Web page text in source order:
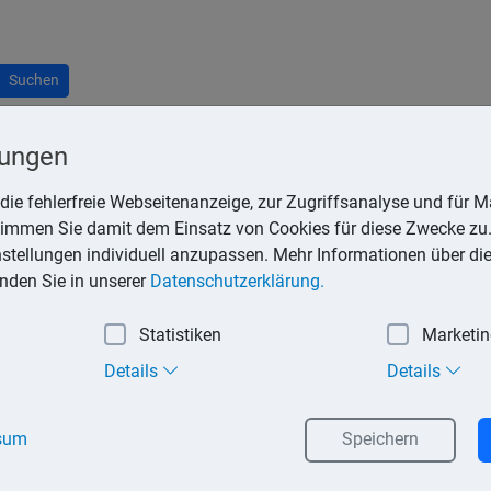
Suchen
der Steuerfolgen muss zwischen Leibrenten und
Person ausgezahlt werden. Eine private
von Renten bis 2040 schrittweise eingeführt. Damit sind
mit einem Besteuerungsanteil von 50 %. Dieser
% und von 2021 bis 2040 um jeweils 1 %. Rentner, die im
fehlerfreie Webseitenanzeige, zur Zugriffsanalyse und für
Sie damit dem Einsatz von Cookies für diese Zwecke
individuell anzupassen. Mehr Informationen über
Sie in unserer Datenschutzerklärung.
Statistiken
Details Details
Speichern